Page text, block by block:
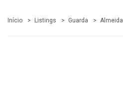
Início Listings Guarda Almeida